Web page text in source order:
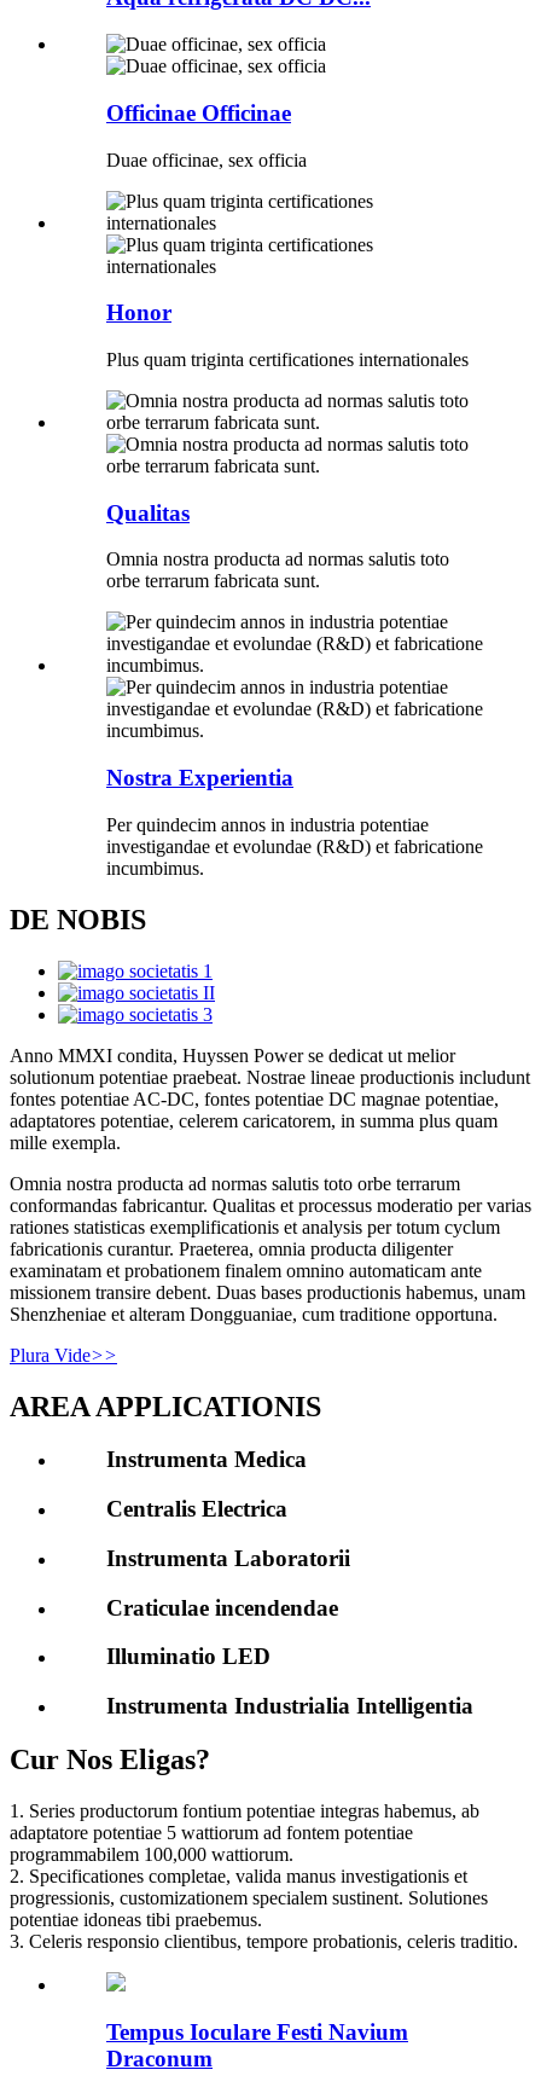
Officinae Officinae
Duae officinae, sex officia
Honor
Plus quam triginta certificationes internationales
Qualitas
Omnia nostra producta ad normas salutis toto
orbe terrarum fabricata sunt.
Nostra Experientia
Per quindecim annos in industria potentiae
investigandae et evolundae (R&D) et fabricatione
incumbimus.
DE NOBIS
Anno MMXI condita, Huyssen Power se dedicat ut melior
solutionum potentiae praebeat. Nostrae lineae productionis includunt
fontes potentiae AC-DC, fontes potentiae DC magnae potentiae,
adaptatores potentiae, celerem caricatorem, in summa plus quam
mille exempla.
Omnia nostra producta ad normas salutis toto orbe terrarum
conformandas fabricantur. Qualitas et processus moderatio per varias
rationes statisticas exemplificationis et analysis per totum cyclum
fabricationis curantur. Praeterea, omnia producta diligenter
examinatam et probationem finalem omnino automaticam ante
missionem transire debent. Duas bases productionis habemus, unam
Shenzheniae et alteram Dongguaniae, cum traditione opportuna.
Plura Vide>>
AREA APPLICATIONIS
Instrumenta Medica
Centralis Electrica
Instrumenta Laboratorii
Craticulae incendendae
Illuminatio LED
Instrumenta Industrialia Intelligentia
Cur Nos Eligas?
1. Series productorum fontium potentiae integras habemus, ab
adaptatore potentiae 5 wattiorum ad fontem potentiae
programmabilem 100,000 wattiorum.
2. Specificationes completae, valida manus investigationis et
progressionis, customizationem specialem sustinent. Solutiones
potentiae idoneas tibi praebemus.
3. Celeris responsio clientibus, tempore probationis, celeris traditio.
Tempus Ioculare Festi Navium
Draconum